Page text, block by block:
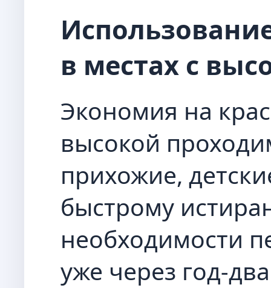
в местах с
Экономия на
высокой
прихожие,
быстрому
необходимости
уже через год-